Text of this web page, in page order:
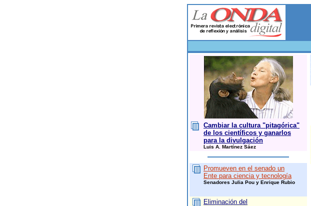
Cambiar la cultura "pitagórica"
de los científicos y ganarlos
para la divulgación
Luis A. Martínez Sáez
Promueven en el senado un
Ente para ciencia y tecnología
Senadores Julia Pou y Enrique Rubio
Eliminación del